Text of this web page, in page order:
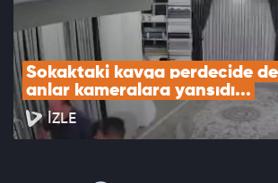
Sokaktaki kavga perdecide
anlar kameralara yansıdı...
İZLE